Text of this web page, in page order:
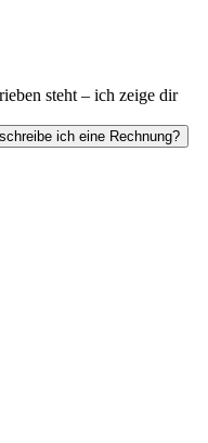
steht – ich zeige dir
ich eine Rechnung?